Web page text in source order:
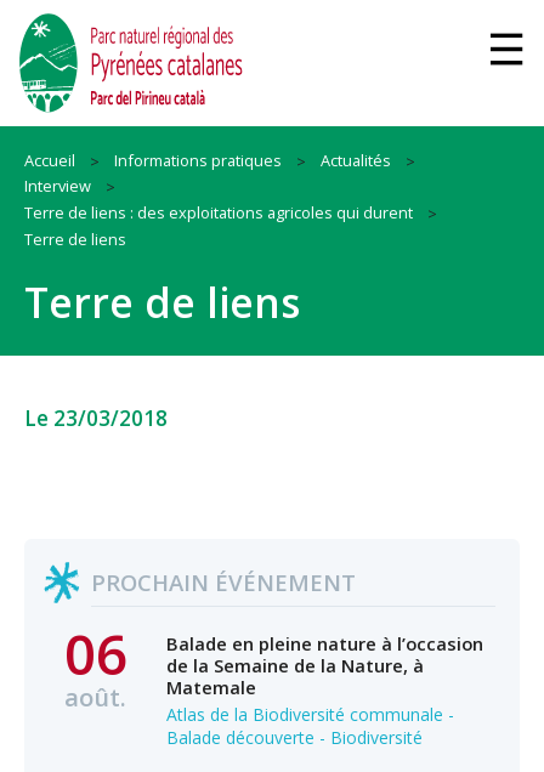
Accueil Informations pratiques
Actualités
Interview
Terre de liens : des exploitations agricoles qui durent
Terre de liens
Terre de liens
Le 23/03/2018
PROCHAIN ÉVÉNEMENT
06
août.
Balade en pleine nature à l’occasion
de la Semaine de la Nature, à
Matemale
Atlas de la Biodiversité communale -
Balade découverte - Biodiversité